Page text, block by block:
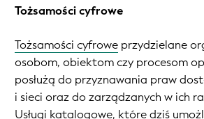
Tożsamości cyfrowe
Tożsamości cyfrowe przydzielane
osobom, obiektom czy procesom
posłużą do przyznawania praw
i sieci oraz do zarządzanych w ich
Usługi katalogowe, które dziś